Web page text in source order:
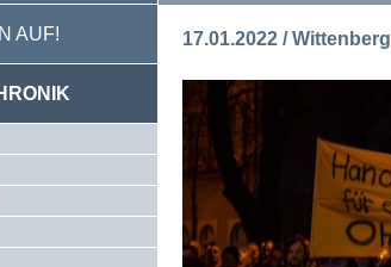
AUF! 17.01.2022 / Wittenberg